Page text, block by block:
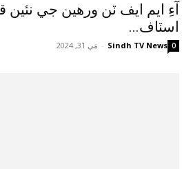
آءِ ايم ايف ٽن ورهين جي نئين
اسٽاف...
Sindh TV News
- مَي 31, 2024 0